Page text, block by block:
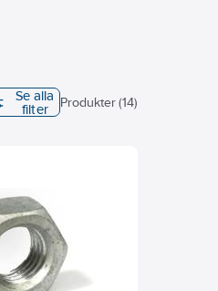
Se alla
filter
Produkter (14)